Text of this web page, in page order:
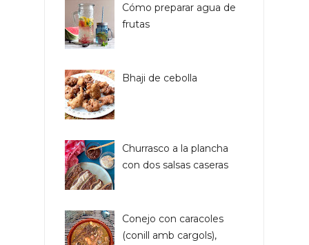
Cómo preparar agua de
frutas
Bhaji de cebolla
Churrasco a la plancha
con dos salsas caseras
Conejo con caracoles
(conill amb cargols),